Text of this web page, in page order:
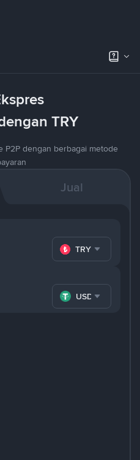
TRY
P2P dengan berbagai metode
Jual
TRY
USDT